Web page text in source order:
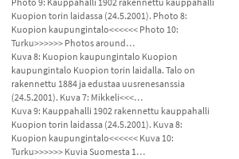
Kuopion torin laidassa (24.5.2001). Photo 8:
Kuopion kaupungintalo<<<<<< Photo 10:
Turku>>>>>> Photos around…
Kuva 8: Kuopion kaupungintalo Kuopion
kaupungintalo Kuopion torin laidalla. Talo on
rakennettu 1884 ja edustaa uusrenesanssia
(24.5.2001). Kuva 7: Mikkeli<<<…
Kuva 9: Kauppahalli 1902 rakennettu kauppahalli
Kuopion torin laidassa (24.5.2001). Kuva 8:
Kuopion kaupungintalo<<<<<< Kuva 10:
Turku>>>>>> Kuvia Suomesta 1…